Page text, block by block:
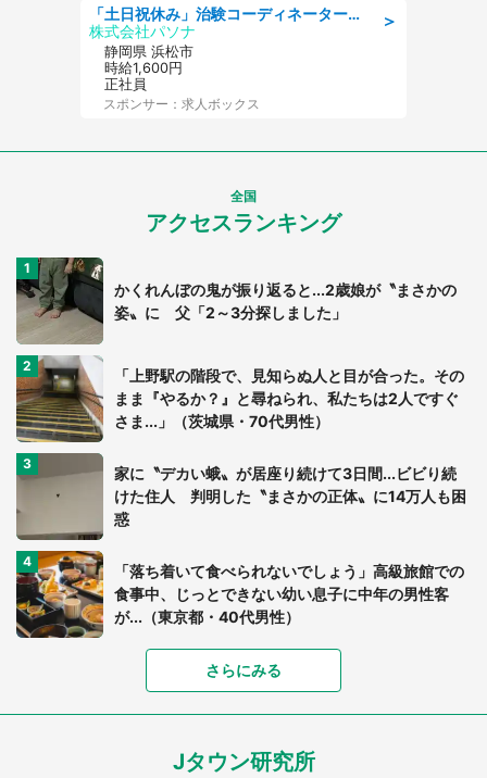
＞
「土日祝休み」治験コーディネーターのお仕事/未経験OK
株式会社パソナ
静岡県 浜松市
時給1,600円
正社員
スポンサー：求人ボックス
全国
アクセスランキング
かくれんぼの鬼が振り返ると...2歳娘が〝まさかの
姿〟に 父「2～3分探しました」
「上野駅の階段で、見知らぬ人と目が合った。その
まま『やるか？』と尋ねられ、私たちは2人ですぐ
さま...」（茨城県・70代男性）
家に〝デカい蛾〟が居座り続けて3日間...ビビり続
けた住人 判明した〝まさかの正体〟に14万人も困
惑
「落ち着いて食べられないでしょう」高級旅館での
食事中、じっとできない幼い息子に中年の男性客
が...（東京都・40代男性）
「可愛いのにホラー」「事件性を感じる」 ふわふ
「孫にあげると思って、あなたにこれをあげる」
さらにみる
Jタウン研究所